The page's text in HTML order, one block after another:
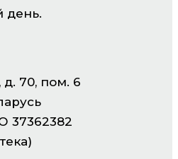
день.
д. 70, пом. 6
37362382